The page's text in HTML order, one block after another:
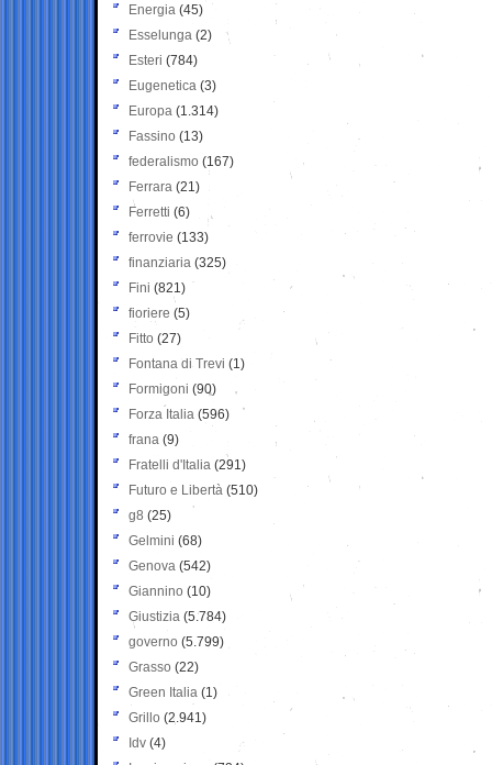
Energia (45)
Esselunga (2)
Esteri (784)
Eugenetica (3)
Europa (1.314)
Fassino (13)
federalismo (167)
Ferrara (21)
Ferretti (6)
ferrovie (133)
finanziaria (325)
Fini (821)
fioriere (5)
Fitto (27)
Fontana di Trevi (1)
Formigoni (90)
Forza Italia (596)
frana (9)
Fratelli d'Italia (291)
Futuro e Libertà (510)
g8 (25)
Gelmini (68)
Genova (542)
Giannino (10)
Giustizia (5.784)
governo (5.799)
Grasso (22)
Green Italia (1)
Grillo (2.941)
Idv (4)